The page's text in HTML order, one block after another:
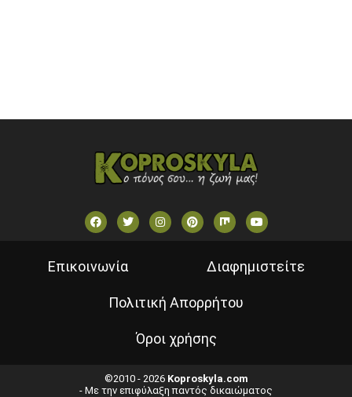
Επικοινωνία Διαφημιστείτε
Πολιτική Απορρήτου
Όροι χρήσης
©2010 - 2026 Koproskyla.com
- Με την επιφύλαξη παντός δικαιώματος